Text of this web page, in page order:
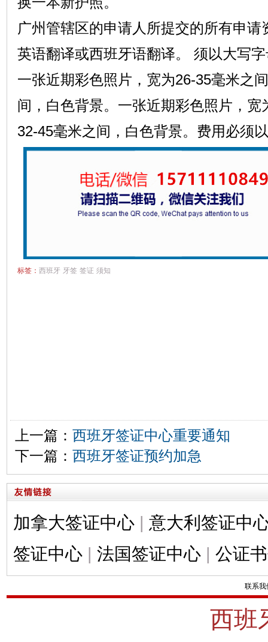
广州管辖区的申请人所提交的所有申
英语翻译或西班牙语翻译。 须以大写
一张近期彩色照片，宽为26-35毫米之
间，白色背景。一张近期彩色照片，宽
32-45毫米之间，白色背景。费用必须
标签： 西班牙 牙签 签证 须知
上一篇： 西班牙签证中心重要通知
下一篇： 西班牙签证预约加急
加拿大签证中心 | 意大利签证中
签证中心 | 法国签证中心 | 公证
联系我
西班